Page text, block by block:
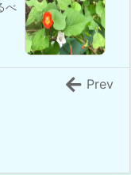
べ
Prev